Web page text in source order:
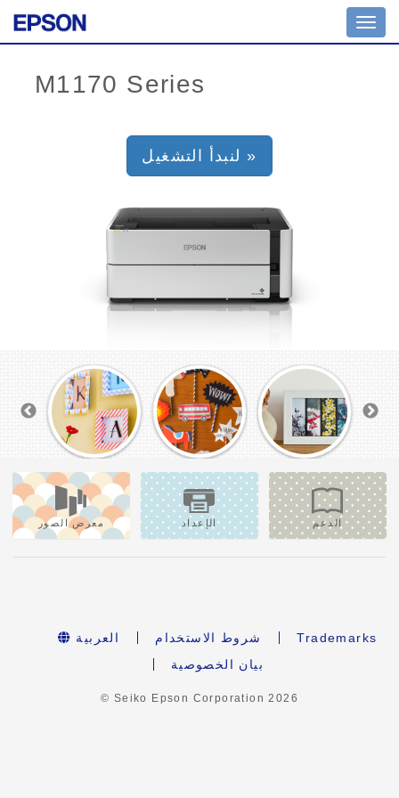
لنبدأ التشغيل »
معرض الصور الإعداد الدعم
العربية شروط الاستخدام
Trademarks
بيان الخصوصية
© Seiko Epson Corporation2026